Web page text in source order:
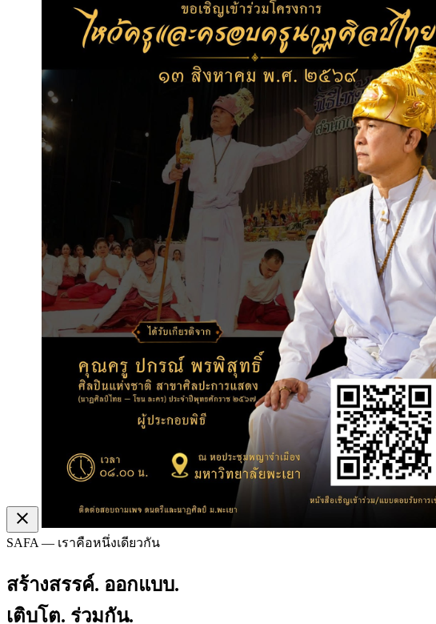
close
SAFA — เราคือหนึ่งเดียวกัน
สร้างสรรค์. ออกแบบ.
เติบโต. ร่วมกัน.